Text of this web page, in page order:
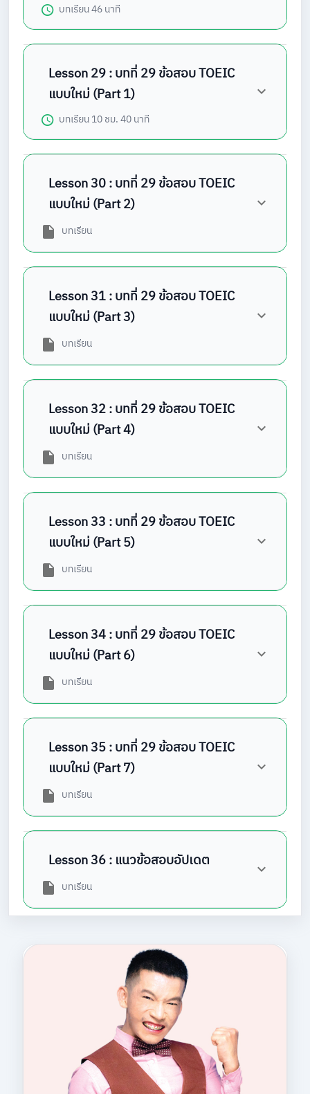
บทเรียน46 นาที
Lesson 29 : บทที่ 29 ข้อสอบ TOEIC
แบบใหม่ (Part 1)
บทเรียน10 ชม. 40 นาที
Lesson 30 : บทที่ 29 ข้อสอบ TOEIC
แบบใหม่ (Part 2)
บทเรียน
Lesson 31 : บทที่ 29 ข้อสอบ TOEIC
แบบใหม่ (Part 3)
บทเรียน
Lesson 32 : บทที่ 29 ข้อสอบ TOEIC
แบบใหม่ (Part 4)
บทเรียน
Lesson 33 : บทที่ 29 ข้อสอบ TOEIC
แบบใหม่ (Part 5)
บทเรียน
Lesson 34 : บทที่ 29 ข้อสอบ TOEIC
แบบใหม่ (Part 6)
บทเรียน
Lesson 35 : บทที่ 29 ข้อสอบ TOEIC
แบบใหม่ (Part 7)
บทเรียน
Lesson 36 : แนวข้อสอบอัปเดต
บทเรียน